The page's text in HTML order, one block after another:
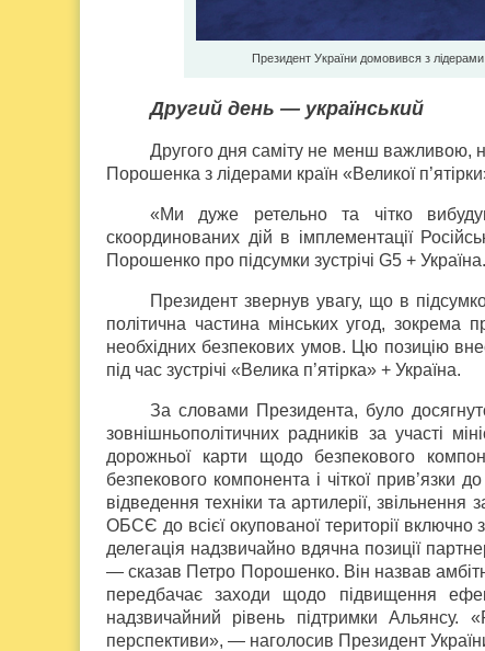
Президент України домовився з
Другий день — український
Другого дня саміту не менш важливою,
Порошенка з лідерами країн «Великої
«Ми дуже ретельно та чітко
скоординованих дій в імплементації
Порошенко про підсумки зустрічі G5 + Україна.
Президент звернув увагу, що в
політична частина мінських угод,
необхідних безпекових умов. Цю позицію
під час зустрічі «Велика п’ятірка» + Україна.
За словами Президента, було
зовнішньополітичних радників за участі
дорожньої карти щодо безпекового
безпекового компонента і чіткої
відведення техніки та артилерії, звільнення
ОБСЄ до всієї окупованої території
делегація надзвичайно вдячна позиції
— сказав Петро Порошенко. Він назвав
передбачає заходи щодо підвищення
надзвичайний рівень підтримки Альянсу.
перспективи», — наголосив Президент